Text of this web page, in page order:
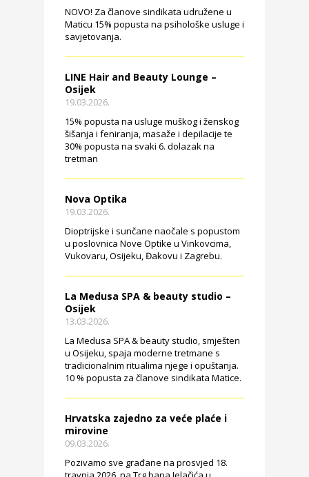
NOVO! Za članove sindikata udružene u
Maticu 15% popusta na psihološke usluge i
savjetovanja.
LINE Hair and Beauty Lounge –
Osijek
19.03.2026.
15% popusta na usluge muškog i ženskog
šišanja i feniranja, masaže i depilacije te
30% popusta na svaki 6. dolazak na
tretman
Nova Optika
19.03.2026.
Dioptrijske i sunčane naočale s popustom
u poslovnica Nove Optike u Vinkovcima,
Vukovaru, Osijeku, Đakovu i Zagrebu.
La Medusa SPA & beauty studio –
Osijek
13.03.2026.
La Medusa SPA & beauty studio, smješten
u Osijeku, spaja moderne tretmane s
tradicionalnim ritualima njege i opuštanja.
10 % popusta za članove sindikata Matice.
Hrvatska zajedno za veće plaće i
mirovine
09.03.2026.
Pozivamo sve građane na prosvjed 18.